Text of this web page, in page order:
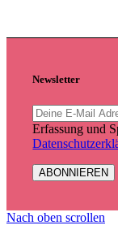
Newsletter
Erfassung und
Nach oben scrollen